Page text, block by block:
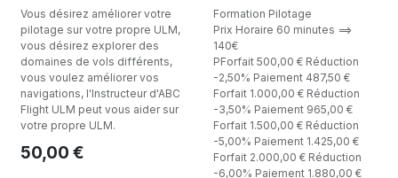
Vous désirez améliorer votre
pilotage sur votre propre ULM,
vous désirez explorer des
domaines de vols différents,
vous voulez améliorer vos
navigations, l'Instructeur d'ABC
Flight ULM peut vous aider sur
votre propre ULM.
50,00 €
Formation Pilotage
Prix Horaire 60 minutes ==>
140€
PForfait 500,00 € Réduction
-2,50% Paiement 487,50 €
Forfait 1.000,00 € Réduction
-3,50% Paiement 965,00 €
Forfait 1.500,00 € Réduction
-5,00% Paiement 1.425,00 €
Forfait 2.000,00 € Réduction
-6,00% Paiement 1.880,00 €